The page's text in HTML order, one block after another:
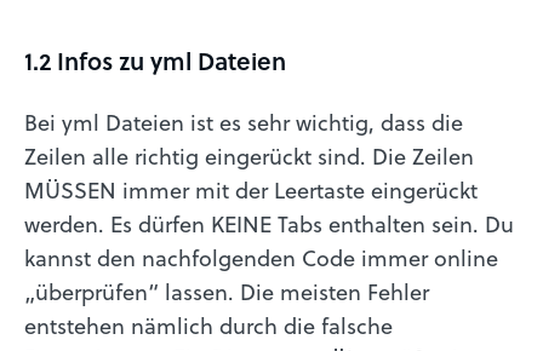
1.2 Infos zu yml Dateien
Bei yml Dateien ist es sehr wichtig, dass die
Zeilen alle richtig eingerückt sind. Die Zeilen
MÜSSEN immer mit der Leertaste eingerückt
werden. Es dürfen KEINE Tabs enthalten sein. Du
kannst den nachfolgenden Code immer online
„überprüfen“ lassen. Die meisten Fehler
entstehen nämlich durch die falsche